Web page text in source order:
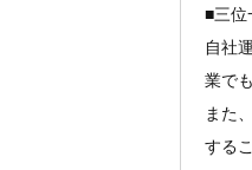
■三位
自社
業で
また
する